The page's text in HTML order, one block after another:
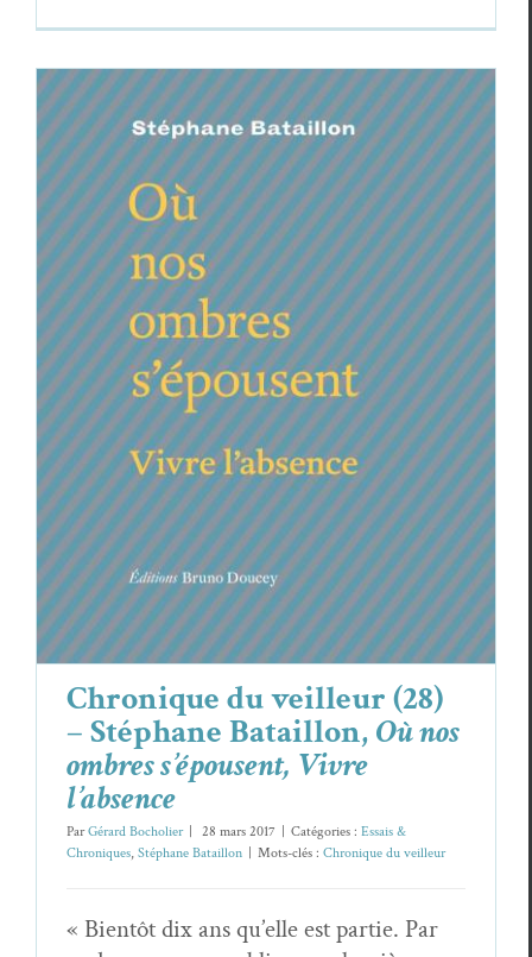
Chronique du veilleur (28) – Stéphane
Bataillon,Où nos ombres s’épousent, Vivre
l’absence
Essais & Chroniques Stéphane Bataillon
Chronique du veilleur (28)
– Stéphane Bataillon,Où nos
ombres s’épousent, Vivre
l’absence
ParGérard Bocholier 28 mars 2017 Catégories : Essais &
Chroniques, Stéphane Bataillon Mots-clés : Chronique du veilleur
« Bientôt dix ans qu’elle est partie. Par